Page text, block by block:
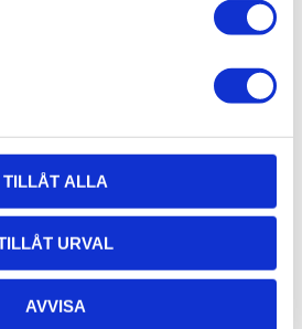
TILLÅT ALLA
URVAL
AVVISA